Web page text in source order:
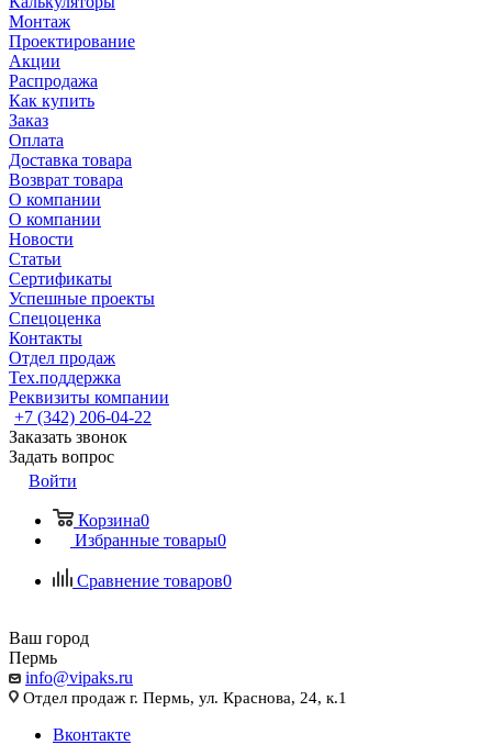
Монтаж
Проектирование
Акции
Распродажа
Как купить
Заказ
Оплата
Доставка товара
Возврат товара
О компании
О компании
Новости
Статьи
Сертификаты
Успешные проекты
Спецоценка
Контакты
Отдел продаж
Тех.поддержка
Реквизиты компании
+7 (342) 206-04-22
Заказать звонок
Задать вопрос
Войти
Корзина0
Избранные товары0
Сравнение товаров0
Ваш город
Пермь
info@vipaks.ru
Отдел продаж г. Пермь, ул. Краснова, 24, к.1
Вконтакте